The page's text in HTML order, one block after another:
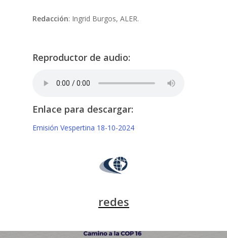
Redacción: Ingrid Burgos, ALER.
Reproductor de audio:
Enlace para descargar:
Emisión Vespertina 18-10-2024
redes